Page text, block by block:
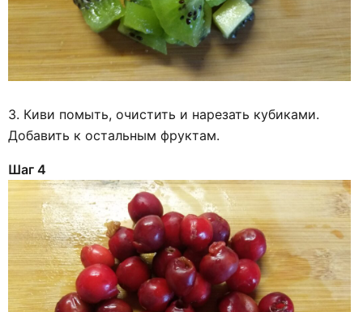
3. Киви помыть, очистить и нарезать кубиками.
Добавить к остальным фруктам.
Шаг 4